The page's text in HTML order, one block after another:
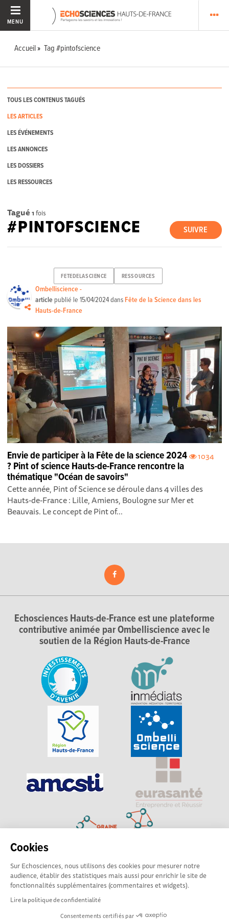
Cookies
Sur Echosciences, nous utilisons des cookies pour mesurer notre
audience, établir des statistiques mais aussi pour enrichir le site de
fonctionnalités supplémentaires (commentaires et widgets).
Lire la politique de confidentialité
Consentements certifiés par
MENU
Accueil Tag #pintofscience
TOUS LES CONTENUS TAGUÉS
LES ARTICLES
LES ÉVÉNEMENTS
LES ANNONCES
LES DOSSIERS
LES RESSOURCES
Tagué 1 fois
SUIVRE
#PINTOFSCIENCE
FETEDELASCIENCE RESSOURCES
Ombelliscience -
article publié le15/04/2024dans Fête de la Science dans les
Hauts-de-France
1034
Envie de participer à la Fête de la science 2024
? Pint of science Hauts-de-France rencontre la
thématique "Océan de savoirs"
Cette année, Pint of Science se déroule dans 4 villes des
Hauts-de-France : Lille, Amiens, Boulogne sur Mer et
Beauvais. Le concept de Pint of...
Echosciences Hauts-de-France est une plateforme
contributive animée par Ombelliscience avec le
soutien de la Région Hauts-de-France
Explorer, s’exprimer, rentrer en contact : Echosciences
Hauts-de-France est le réseau social des amateurs de
sciences et de technologies du territoire